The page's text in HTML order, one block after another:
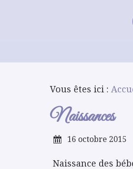
Vous êtes ici :
Naissances
16 octobre 2015
Naissance des